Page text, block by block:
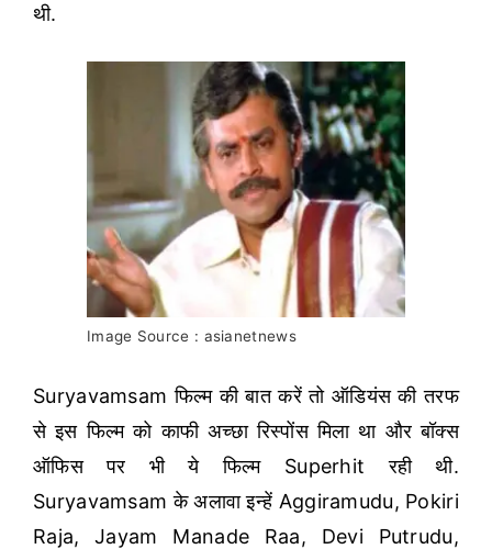
थी.
Image Source : asianetnews
Suryavamsam फिल्म की बात करें तो ऑडियंस की तरफ
से इस फिल्म को काफी अच्छा रिस्पोंस मिला था और बॉक्स
ऑफिस पर भी ये फिल्म Superhit रही थी.
Suryavamsam के अलावा इन्हें Aggiramudu, Pokiri
Raja, Jayam Manade Raa, Devi Putrudu,